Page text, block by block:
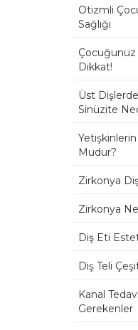
Otizmli
Sağlığı
Çocuğunuz
Dikkat!
Üst
Sinüzite
Mudur?
Zirkonya
Zirkonya
Diş Eti
Diş Teli
Kanal
Gerekenler